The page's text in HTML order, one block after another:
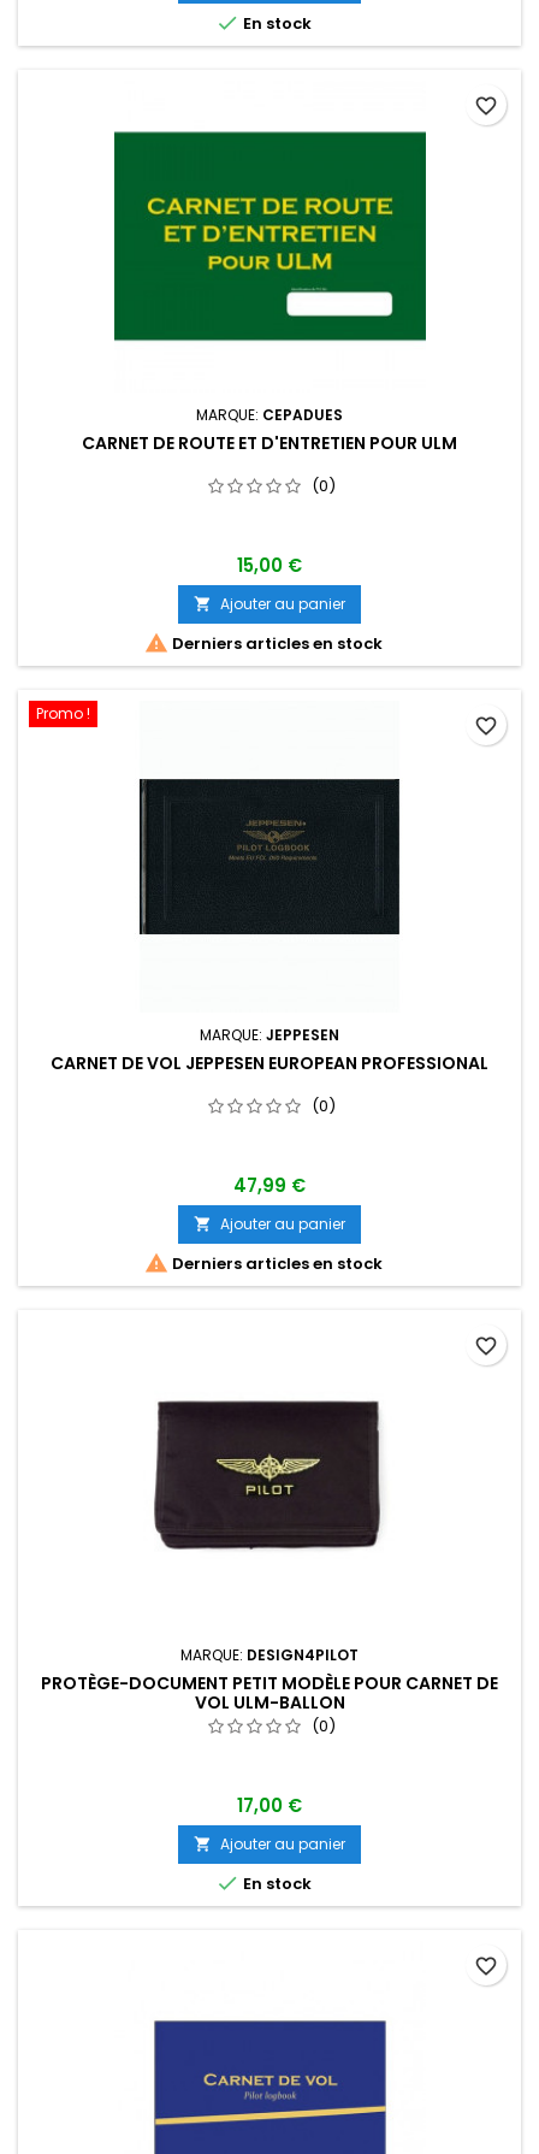
 En stock
MARQUE: CEPADUES
CARNET DE ROUTE ET D'ENTRETIEN POUR ULM
(0)
15,00 €
 Ajouter au panier
 Derniers articles en stock
favorite_border
Promo !
MARQUE: JEPPESEN
CARNET DE VOL JEPPESEN EUROPEAN PROFESSIONAL
(0)
47,99 €
 Ajouter au panier
 Derniers articles en stock
favorite_border
MARQUE: DESIGN4PILOT
PROTÈGE-DOCUMENT PETIT MODÈLE POUR CARNET DE
VOL ULM-BALLON
(0)
17,00 €
 Ajouter au panier
 En stock
favorite_border
favorite_border